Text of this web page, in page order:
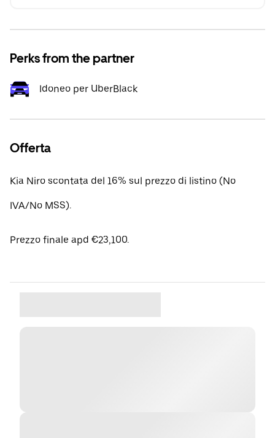
Perks from the partner
Idoneo per UberBlack
Offerta
Kia Niro scontata del 16% sul prezzo di listino (No
IVA/No MSS).
Prezzo finale apd €23,100.